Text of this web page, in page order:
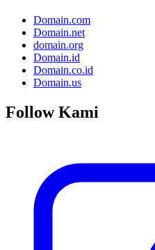
Domain.com
Domain.net
domain.org
Domain.id
Domain.co.id
Domain.us
Follow Kami